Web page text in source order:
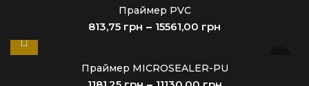
Праймер PVC
грн грн
Праймер MICROSEALER-PU